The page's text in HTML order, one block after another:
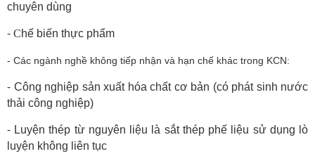
chuyên dùng
- Chế biến thực phẩm
- Các ngành nghề không tiếp nhận và hạn chế khác trong KCN:
- Công nghiệp sản xuất hóa chất cơ bản (có phát sinh nước
thải công nghiệp)
- Luyện thép từ nguyên liệu là sắt thép phế liệu sử dụng lò
luyện không liên tục